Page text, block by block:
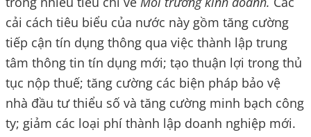
cải cách tiêu biểu của nước này gồm tăng cường
tiếp cận tín dụng thông qua việc thành lập trung
tâm thông tin tín dụng mới; tạo thuận lợi trong thủ
tục nộp thuế; tăng cường các biện pháp bảo vệ
nhà đầu tư thiểu số và tăng cường minh bạch công
ty; giảm các loại phí thành lập doanh nghiệp mới.